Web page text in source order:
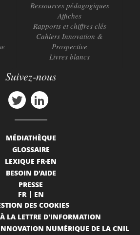
Ressources pédagogiques
Affiches
Rapports et chiffres clés
Cahiers Innovation &
Prospective
Livres blancs
Suivez-nous
MÉDIATHÈQUE
GLOSSAIRE
LEXIQUE FR-EN
BESOIN D'AIDE
PRESSE
FR
EN
DES COOKIES
LA LETTRE D'INFORMATION
NUMÉRIQUE DE LA CNIL